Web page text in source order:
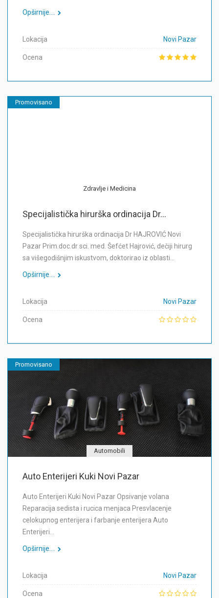
Opširnije....
Lokacija Novi Pazar
Ocena
Promovisano
Zdravlje i Medicina
Specijalistička hirurška ordinacija Dr...
Specijalistička hirurška ordinacija Dr HAJROVIĆ Novi
Pazar Prim.doc.dr sci. med. Šefćet Hajrović, dečiji hirurg
sa višegodišnjim iskustvom, doktorirao iz oblasti…
Opširnije....
Lokacija Novi Pazar
Ocena
Promovisano
Automobili
Auto Enterijeri Kuki Novi Pazar
Auto Enterijeri Kuki Novi Pazar Opsivanje volana
Reparacija sedista i rucica menjaca Presvlacenje
celokupnog enterijera i farbanje enterijera Auto
Enterijeri…
Opširnije....
Lokacija Novi Pazar
Ocena